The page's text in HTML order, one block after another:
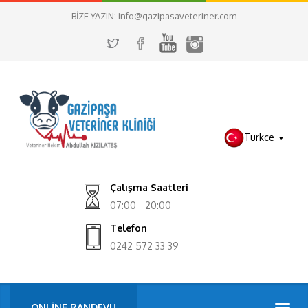
BİZE YAZIN: info@gazipasaveteriner.com
Çalışma Saatleri
07:00 - 20:00
Telefon
0242 572 33 39
Turkce